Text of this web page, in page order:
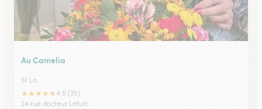
Au Camelia
St Lo
★★★★★4.6 (35)
24 rue docteur Leturc